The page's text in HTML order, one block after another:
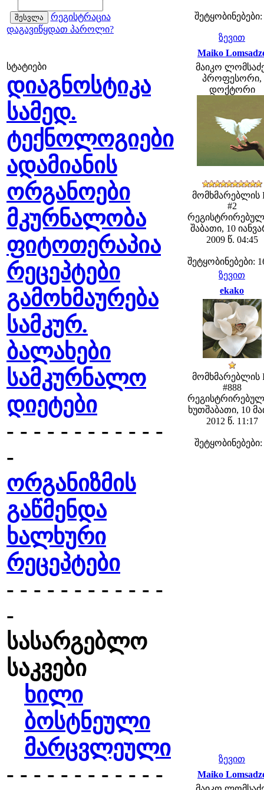
რეგისტრაცია
დაგავიწყდათ პაროლი?
სტატიები
დიაგნოსტიკა
სამედ.
ტექნოლოგიები
ადამიანის
ორგანოები
მკურნალობა
ფიტოთერაპია
რეცეპტები
გამოხმაურება
სამკურ.
ბალახები
სამკურნალო
დიეტები
- - - - - - - - - - - -
-
ორგანიზმის
გაწმენდა
ხალხური
რეცეპტები
- - - - - - - - - - - -
-
სასარგებლო
საკვები
ხილი
ბოსტნეული
მარცვლეული
- - - - - - - - - - - -
შეტყობინებები:
ზევით
Maiko
მაიკო
პროფესორი,
დოქტორი
მომხმარებლის
#2
შაბათი, 10
2009 წ. 04:45
შეტყობინებები:
ზევით
ekako
მომხმარებლის
#888
ხუთშაბათი, 10
2012 წ. 11:17
შეტყობინებები:
ზევით
Maiko